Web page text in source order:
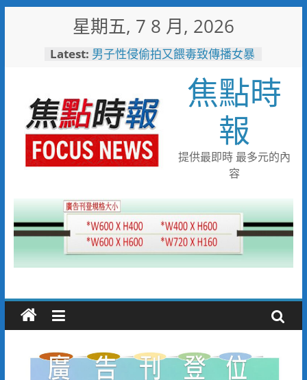
星期五, 7 8 月, 2026
Latest: 男子性侵偷拍又餵毒致傳播女暴
每周抽籤展示AI神隊友！ 敏實
科大全面邁向AI Agent大學新里
程
「路不是你的」！騎士大鬧城鎮
韌性演習 前鎮警鐵腕攔停送辦
珍惜119報案專線資源 切勿無故
撥打或謊報案件
白海豚颱風來襲！台電台東區處
用「台灣電力APP」查詢
焦點時
報
提供最即時 最多元的內
容